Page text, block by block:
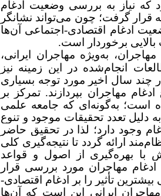
که نیاز به بررسی وضعیت ادغام
قرار گرفت؛ چون می‌تواند نشانگر
ادغام اقتصادی-اجتماعی آن‌ها
بالایی برخوردار است.
به‌ویژه مهاجران ایرانی،
انجام‌شده در این زمینه نیز
چند سال اخیر مورد توجه بسیاری
مهاجران بپردازند. تمرکز بر
به‌گونه‌ای که جامعه علمی
دلیل تعدد تحقیقات موجود و تنوع
وجود دارد؛ لذا در تحقیق حاضر
ارائه گردد تا نتیجه‌گیری کلی
با بهره‌گیری از اصول و قواعد
مهاجران مورد بررسی قرار
تأثیر را بر ادغام اقتصادی-
ایرانی این است که آن‌ها